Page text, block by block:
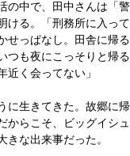
の中で、田中さんは「
ける。「刑務所に入っ
せっぱなし。田舎に帰
つも夜にこっそりと帰
近く会ってない」
に生きてきた。故郷に
からこそ、ビッグイシュ
きな出来事だった。